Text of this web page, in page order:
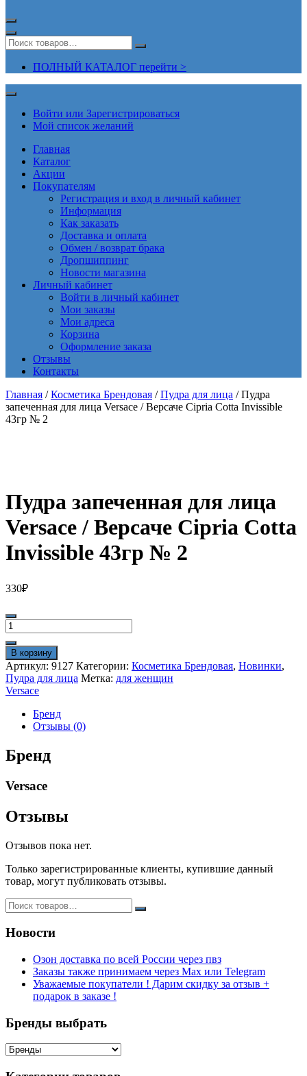
ПОЛНЫЙ КАТАЛОГ перейти >
Войти или Зарегистрироваться
Мой список желаний
Главная
Каталог
Акции
Покупателям
Регистрация и вход в личный кабинет
Информация
Как заказать
Доставка и оплата
Обмен / возврат брака
Дропшиппинг
Новости магазина
Личный кабинет
Войти в личный кабинет
Мои заказы
Мои адреса
Корзина
Оформление заказа
Отзывы
Контакты
Главная /Косметика Брендовая /Пудра для лица / Пудра
запеченная для лица Versace / Версаче Cipria Cotta Invissible
43гр № 2
Пудра запеченная для лица
Versace / Версаче Cipria Cotta
Invissible 43гр № 2
330₽
Количество
товара
Пудра
запеченная
для
лица
Versace
Версаче
Cotta
Invissible
№
В корзину
Артикул: 9127 Категории: Косметика Брендовая, Новинки,
Пудра для лица Метка: для женщин
Versace
Бренд
Отзывы (0)
Бренд
Versace
Отзывы
Отзывов пока нет.
Только зарегистрированные клиенты, купившие данный
товар, могут публиковать отзывы.
Новости
Озон доставка по всей России через пвз
Заказы также принимаем через Max или Telegram
Уважаемые покупатели ! Дарим скидку за отзыв +
подарок в заказе !
Бренды выбрать